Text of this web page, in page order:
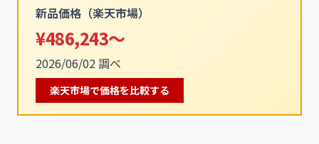
新品価格（楽天市場）
¥486,243～
2026/06/02 調べ
楽天市場で価格を比較する